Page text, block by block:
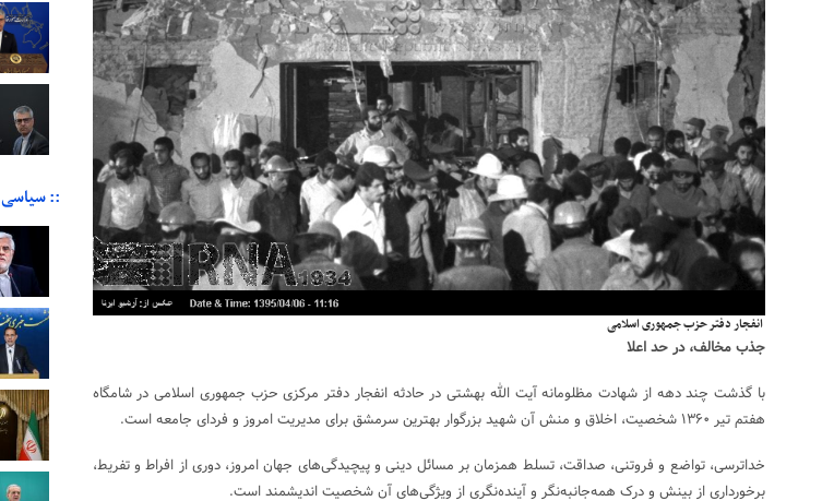
انفجار دفتر حزب جمهوری اسلامی
جذب مخالف، در حد اعلا
با گذشت چند دهه از شهادت مظلومانه آیت الله بهشتی در حادثه انفجار دفتر مرکزی حزب جمهوری اسلامی در شامگاه
هفتم تیر ۱۳۶۰ شخصیت، اخلاق و منش آن شهید بزرگوار بهترین سرمشق برای مدیریت امروز و فردای جامعه است.
خداترسی، تواضع و فروتنی، صداقت، تسلط همزمان بر مسائل دینی و پیچیدگی‌های جهان امروز، دوری از افراط و تفریط،
برخورداری از بینش و درک همه‌جانبه‌نگر و آینده‌نگری از ویژگی‌های آن شخصیت اندیشمند است.
:: سیاسی